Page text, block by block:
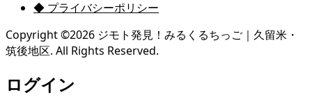
◆ プライバシーポリシー
Copyright ©2026 ジモト発見！みるくるちっご｜久留米・
筑後地区. All Rights Reserved.
ログイン